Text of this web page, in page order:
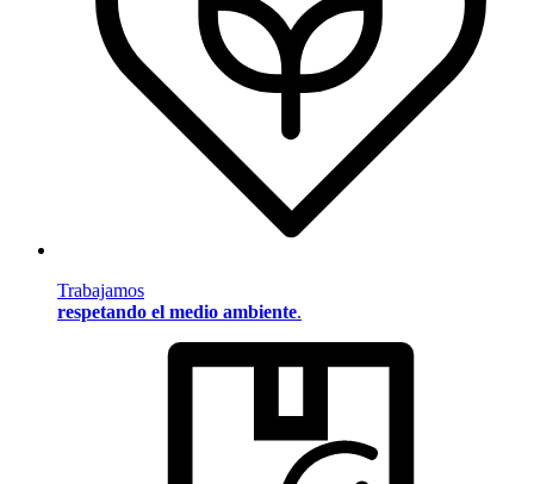
Trabajamos
respetando el medio ambiente.